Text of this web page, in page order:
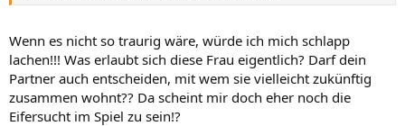
Wenn es nicht so traurig wäre, würde ich mich schlapp
lachen!!! Was erlaubt sich diese Frau eigentlich? Darf dein
Partner auch entscheiden, mit wem sie vielleicht zukünftig
zusammen wohnt?? Da scheint mir doch eher noch die
Eifersucht im Spiel zu sein!?